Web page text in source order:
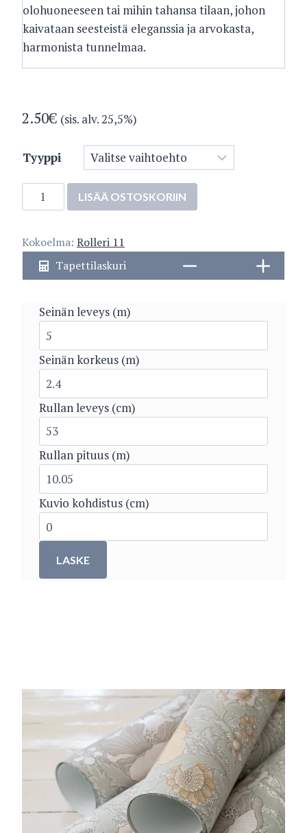
olohuoneeseen tai mihin tahansa tilaan, johon
kaivataan seesteistä eleganssia ja arvokasta,
harmonista tunnelmaa.
2.50€ (sis. alv. 25,5%)
Tyyppi
5393-
1
LISÄÄ OSTOSKORIIN
Kokoelma: Rolleri 11
Tapettilaskuri
Seinän leveys (m)
Seinän korkeus (m)
Rullan leveys (cm)
Rullan pituus (m)
Kuvio kohdistus (cm)
LASKE